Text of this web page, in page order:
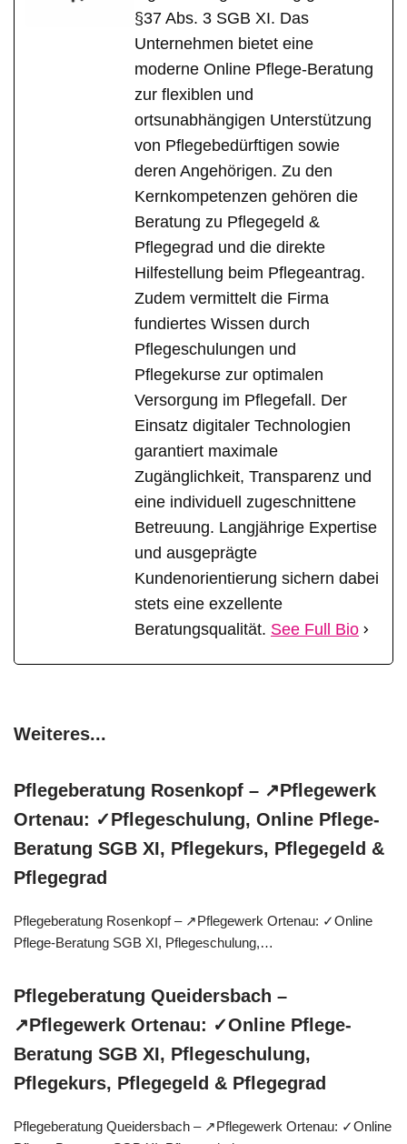
§37 Abs. 3 SGB XI. Das
Unternehmen bietet eine
moderne Online Pflege-Beratung
zur flexiblen und
ortsunabhängigen Unterstützung
von Pflegebedürftigen sowie
deren Angehörigen. Zu den
Kernkompetenzen gehören die
Beratung zu Pflegegeld &
Pflegegrad und die direkte
Hilfestellung beim Pflegeantrag.
Zudem vermittelt die Firma
fundiertes Wissen durch
Pflegeschulungen und
Pflegekurse zur optimalen
Versorgung im Pflegefall. Der
Einsatz digitaler Technologien
garantiert maximale
Zugänglichkeit, Transparenz und
eine individuell zugeschnittene
Betreuung. Langjährige Expertise
und ausgeprägte
Kundenorientierung sichern dabei
stets eine exzellente
Beratungsqualität. See Full Bio
Weiteres...
Pflegeberatung Rosenkopf – ↗️Pflegewerk
Ortenau: ✓Pflegeschulung, Online Pflege-
Beratung SGB XI, Pflegekurs, Pflegegeld &
Pflegegrad
Pflegeberatung Rosenkopf – ↗️Pflegewerk Ortenau: ✓Online
Pflege-Beratung SGB XI, Pflegeschulung,…
Pflegeberatung Queidersbach –
↗️Pflegewerk Ortenau: ✓Online Pflege-
Beratung SGB XI, Pflegeschulung,
Pflegekurs, Pflegegeld & Pflegegrad
Pflegeberatung Queidersbach – ↗️Pflegewerk Ortenau: ✓Online